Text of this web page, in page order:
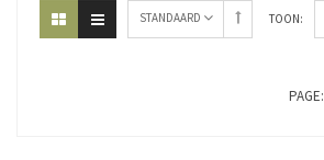
STANDAARD TOON:
PAGE: